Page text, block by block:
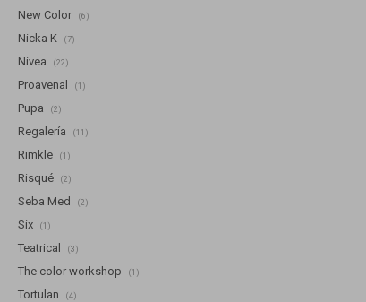
New Color (6)
Nicka K (7)
Nivea (22)
Proavenal (1)
Pupa (2)
Regalería (11)
Rimkle (1)
Risqué (2)
Seba Med (2)
Six (1)
Teatrical (3)
The color workshop (1)
Tortulan (4)